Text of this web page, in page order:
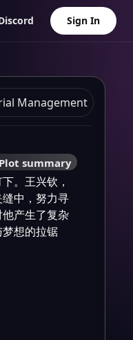
Sign In
Management
Plot summary
。王兴钦，
中，努力寻
产生了复杂
想的拉锯